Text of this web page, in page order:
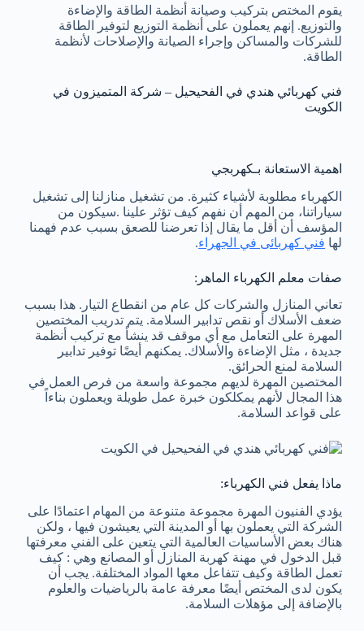
يقوم المختص بتركيب وصيانة أنظمة الطاقة والإضاءة
والتوزيع. إنهم يعملون على أنظمة التوزيع لتوفير الطاقة
للشركات والمساكن وإجراء الصيانة والإصلاحات لأنظمة
الطاقة.
فني كهربائي هندي في الفحيحيل – شركة المتميزون في
الكويت
اهمية الاستعانة بـكهربجي
الكهرباء مطلوبة لأشياء كثيرة. من تشغيل منازلنا إلى تشغيل
سياراتنا، من المهم أن نفهم كيف تؤثر علينا .سيكون من
المؤسف أن أقل ما يقال إذا تعرضنا للصعق بسبب عدم فهمنا
لها فني كهربائى في الجهراء.
صفات معلم الكهرباء الماهر:
تعاني المنازل والشركات كل عام من انقطاع التيار. هذا بسبب
ضعف الأسلاك أو نقص تدابير السلامة. يتم تدريب المختصين
المهرة على التعامل مع أي موقف قد ينشأ مع تركيب أنظمة
جديدة ، مثل الإضاءة والأسلاك. يمكنهم أيضًا توفير تدابير
السلامة لمنع الحرائق.
المختصين المهرة لديهم مجموعة واسعة من فرص العمل في
هذا المجال لأنهم يمكلكون خبرة عمل طويلة ويعملون بناءاً
على قواعد السلامة.
ماذا يفعل فني الكهرباء:
يؤدي الفنيون المهرة مجموعة متنوعة من المهام اعتمادًا على
الشركة التي يعملون بها أو المدينة التي يعيشون فيها ، ولكن
هناك بعض الأساسيات العالمية التي يتعين على الفني معرفتها
قبل الدخول في مهنة كهربة المنازل أو المصانع وهي : كيف
تعمل الطاقة وكيف تتفاعل معها المواد المختلفة. يجب أن
يكون لدى المختص أيضًا معرفة عامة بالرياضيات والعلوم
بالإضافة إلى مؤهلات السلامة.